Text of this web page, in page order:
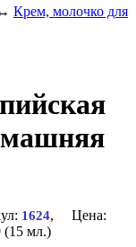
Крем, молочко для
1624, Цена:
(15 мл.)